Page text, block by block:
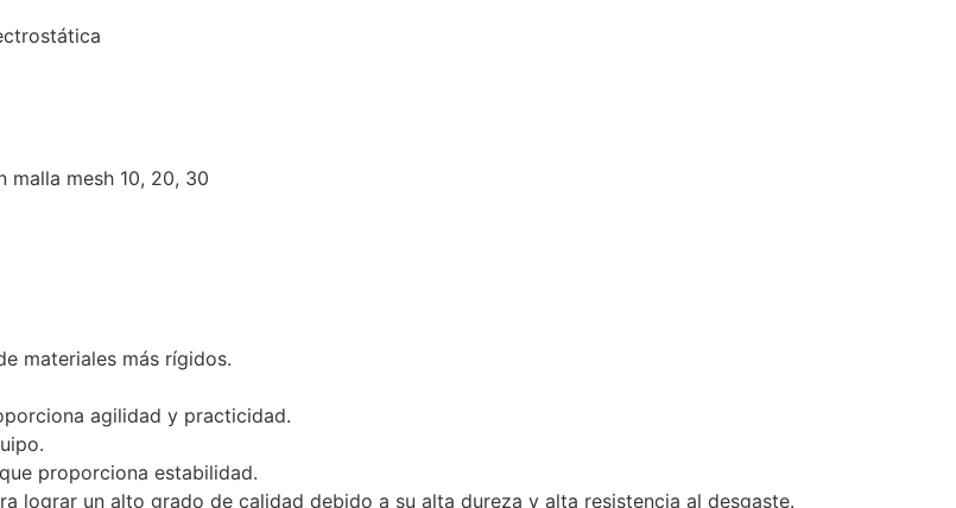
malla mesh 10, 20, 30
materiales más rígidos.
agilidad y practicidad.
proporciona estabilidad.
lograr un alto grado de calidad debido a su alta dureza y alta resistencia al desgaste.